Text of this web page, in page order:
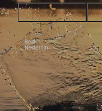
+31 (0) 344 692 892